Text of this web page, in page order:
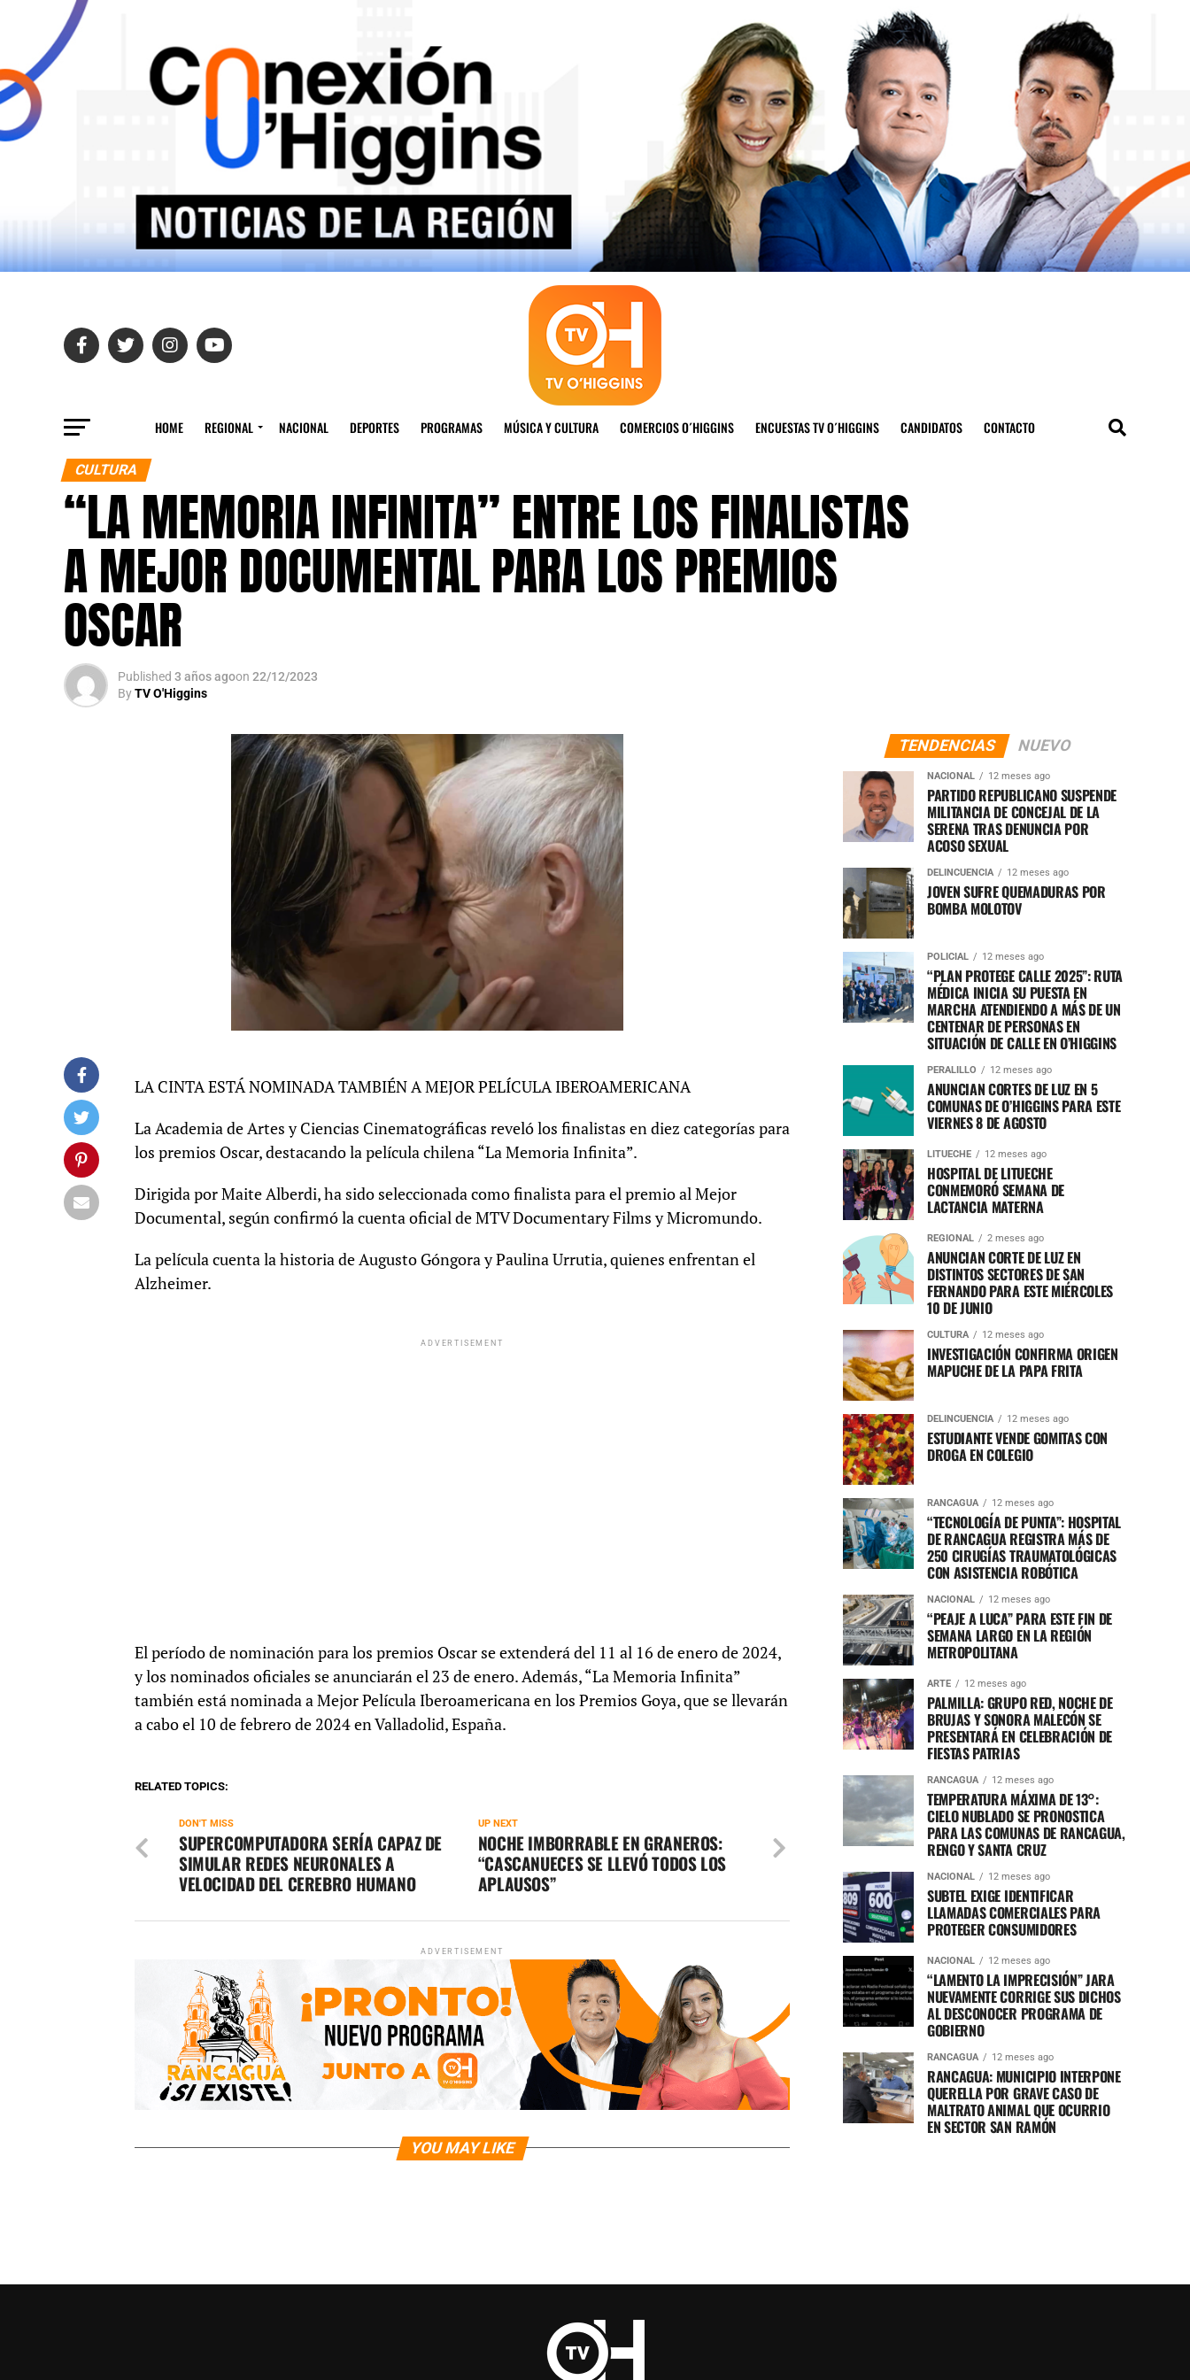
HOME REGIONAL NACIONAL DEPORTES PROGRAMAS MÚSICA Y CULTURA COMERCIOS O´HIGGINS ENCUESTAS TV O´HIGGINS CANDIDATOS CONTACTO
CULTURA
“LA MEMORIA INFINITA” ENTRE LOS FINALISTAS
A MEJOR DOCUMENTAL PARA LOS PREMIOS
OSCAR
Published 3 años agoon 22/12/2023
ByTV O'Higgins
LA CINTA ESTÁ NOMINADA TAMBIÉN A MEJOR PELÍCULA IBEROAMERICANA
La Academia de Artes y Ciencias Cinematográficas reveló los finalistas en diez categorías para
los premios Oscar, destacando la película chilena “La Memoria Infinita”.
Dirigida por Maite Alberdi, ha sido seleccionada como finalista para el premio al Mejor
Documental, según confirmó la cuenta oficial de MTV Documentary Films y Micromundo.
La película cuenta la historia de Augusto Góngora y Paulina Urrutia, quienes enfrentan el
Alzheimer.
ADVERTISEMENT
El período de nominación para los premios Oscar se extenderá del 11 al 16 de enero de 2024,
y los nominados oficiales se anunciarán el 23 de enero. Además, “La Memoria Infinita”
también está nominada a Mejor Película Iberoamericana en los Premios Goya, que se llevarán
a cabo el 10 de febrero de 2024 en Valladolid, España.
RELATED TOPICS:
UP NEXT
NOCHE IMBORRABLE EN GRANEROS:
“CASCANUECES SE LLEVÓ TODOS LOS
APLAUSOS”
DON'T MISS
SUPERCOMPUTADORA SERÍA CAPAZ DE
SIMULAR REDES NEURONALES A
VELOCIDAD DEL CEREBRO HUMANO
ADVERTISEMENT
YOU MAY LIKE
TENDENCIAS NUEVO
NACIONAL 12 meses ago
PARTIDO REPUBLICANO SUSPENDE
MILITANCIA DE CONCEJAL DE LA
SERENA TRAS DENUNCIA POR
ACOSO SEXUAL
DELINCUENCIA 12 meses ago
JOVEN SUFRE QUEMADURAS POR
BOMBA MOLOTOV
POLICIAL 12 meses ago
“PLAN PROTEGE CALLE 2025”: RUTA
MÉDICA INICIA SU PUESTA EN
MARCHA ATENDIENDO A MÁS DE UN
CENTENAR DE PERSONAS EN
SITUACIÓN DE CALLE EN O’HIGGINS
PERALILLO 12 meses ago
ANUNCIAN CORTES DE LUZ EN 5
COMUNAS DE O’HIGGINS PARA ESTE
VIERNES 8 DE AGOSTO
LITUECHE 12 meses ago
HOSPITAL DE LITUECHE
CONMEMORÓ SEMANA DE
LACTANCIA MATERNA
REGIONAL 2 meses ago
ANUNCIAN CORTE DE LUZ EN
DISTINTOS SECTORES DE SAN
FERNANDO PARA ESTE MIÉRCOLES
10 DE JUNIO
CULTURA 12 meses ago
INVESTIGACIÓN CONFIRMA ORIGEN
MAPUCHE DE LA PAPA FRITA
DELINCUENCIA 12 meses ago
ESTUDIANTE VENDE GOMITAS CON
DROGA EN COLEGIO
RANCAGUA 12 meses ago
“TECNOLOGÍA DE PUNTA”: HOSPITAL
DE RANCAGUA REGISTRA MÁS DE
250 CIRUGÍAS TRAUMATOLÓGICAS
CON ASISTENCIA ROBÓTICA
NACIONAL 12 meses ago
“PEAJE A LUCA” PARA ESTE FIN DE
SEMANA LARGO EN LA REGIÓN
METROPOLITANA
ARTE 12 meses ago
PALMILLA: GRUPO RED, NOCHE DE
BRUJAS Y SONORA MALECÓN SE
PRESENTARÁ EN CELEBRACIÓN DE
FIESTAS PATRIAS
RANCAGUA 12 meses ago
TEMPERATURA MÁXIMA DE 13°:
CIELO NUBLADO SE PRONOSTICA
PARA LAS COMUNAS DE RANCAGUA,
RENGO Y SANTA CRUZ
NACIONAL 12 meses ago
SUBTEL EXIGE IDENTIFICAR
LLAMADAS COMERCIALES PARA
PROTEGER CONSUMIDORES
NACIONAL 12 meses ago
“LAMENTO LA IMPRECISIÓN” JARA
NUEVAMENTE CORRIGE SUS DICHOS
AL DESCONOCER PROGRAMA DE
GOBIERNO
RANCAGUA 12 meses ago
RANCAGUA: MUNICIPIO INTERPONE
QUERELLA POR GRAVE CASO DE
MALTRATO ANIMAL QUE OCURRIO
EN SECTOR SAN RAMÓN